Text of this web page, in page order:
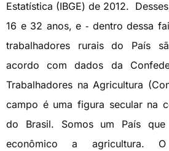
Estatística (IBGE) de 2012.
16 e 32 anos, e ‑ dentro dessa
trabalhadores rurais do País
acordo com dados da
Trabalhadores na Agricultura
campo é uma figura secular na
do Brasil. Somos um País
econômico a agricultura.